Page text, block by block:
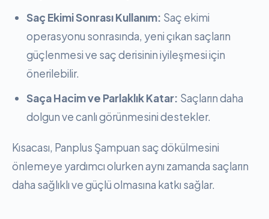
Saç Ekimi Sonrası Kullanım: Saç ekimi
operasyonu sonrasında, yeni çıkan saçların
güçlenmesi ve saç derisinin iyileşmesi için
önerilebilir.
Saça Hacim ve Parlaklık Katar: Saçların daha
dolgun ve canlı görünmesini destekler.
Kısacası, Panplus Şampuan saç dökülmesini
önlemeye yardımcı olurken aynı zamanda saçların
daha sağlıklı ve güçlü olmasına katkı sağlar.